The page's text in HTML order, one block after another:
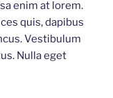
enim at lorem.
quis, dapibus
Vestibulum
Nulla eget